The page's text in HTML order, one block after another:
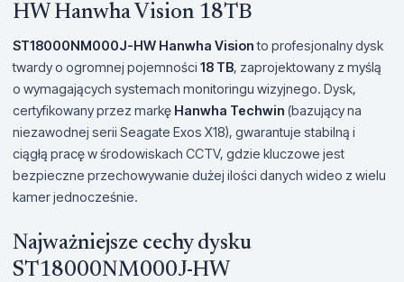
HW Hanwha Vision 18TB
ST18000NM000J-HW Hanwha Visionto profesjonalny dysk
twardy o ogromnej pojemności 18 TB, zaprojektowany z myślą
o wymagających systemach monitoringu wizyjnego. Dysk,
certyfikowany przez markę Hanwha Techwin (bazujący na
niezawodnej serii Seagate Exos X18), gwarantuje stabilną i
ciągłą pracę w środowiskach CCTV, gdzie kluczowe jest
bezpieczne przechowywanie dużej ilości danych wideo z wielu
kamer jednocześnie.
Najważniejsze cechy dysku
ST18000NM000J-HW